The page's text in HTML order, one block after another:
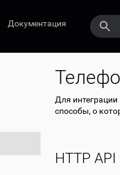
Документация
Для
способы, о
HTTP API